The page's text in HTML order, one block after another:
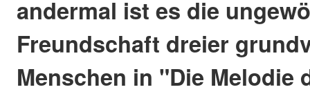
andermal ist es die
Freundschaft dreier
Menschen in "Die Melodie